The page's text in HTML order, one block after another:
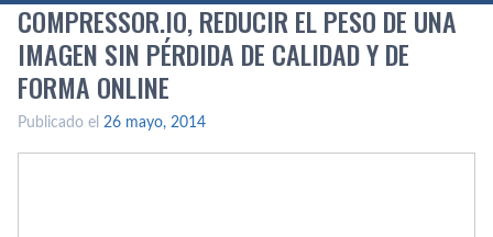
COMPRESSOR.IO, REDUCIR EL PESO DE UNA
IMAGEN SIN PÉRDIDA DE CALIDAD Y DE
FORMA ONLINE
Publicado el 26 mayo, 2014